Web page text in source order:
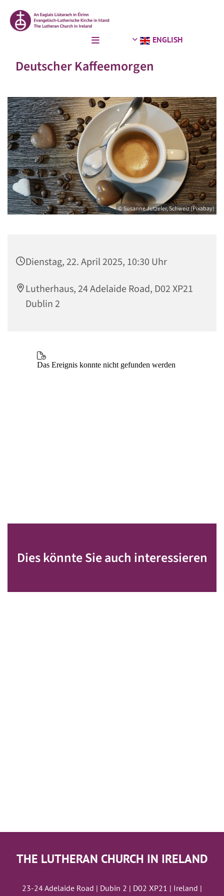
ENGLISH
Deutscher Kaffeemorgen
© Susanne Jutzeler, Schweiz (Pixabay)
Dienstag, 22. April 2025, 10:30 Uhr
Lutherhaus, 24 Adelaide Road, D02 XP21
Dublin 2
Dies könnte Sie auch interessieren
THE LUTHERAN CHURCH IN IRELAND
23-24 Adelaide Road | Dubin 2 | D02 XP21 | Ireland |